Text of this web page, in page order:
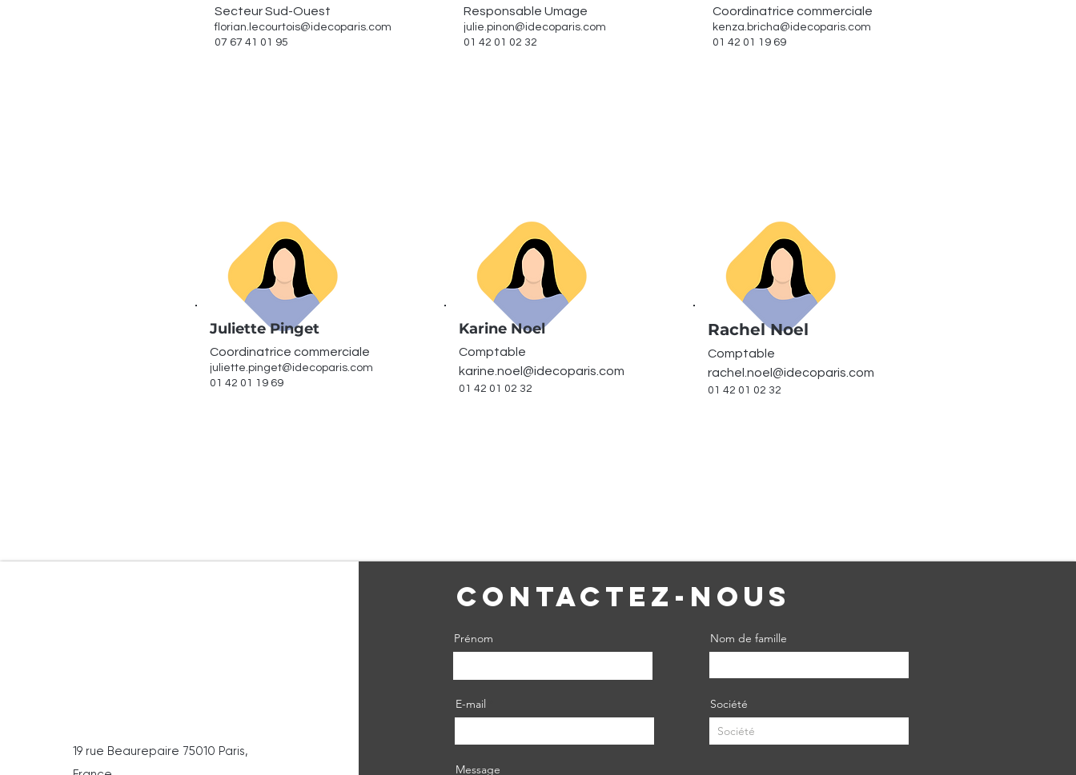
Secteur Sud-Ouest
florian.lecourtois@idecoparis.com
07 67 41 01 95
Responsable Umage
julie.pinon@idecoparis.com
01 42 01 02 32
Coordinatrice commerciale
kenza.bricha@idecoparis.com
01 42 01 19 69
Juliette Pinget
Coordinatrice commerciale
juliette.pinget@idecoparis.com
01 42 01 19 69
Karine Noel
Comptable
karine.noel@idecoparis.com
01 42 01 02 32
Rachel Noel
Comptable
rachel.noel@idecoparis.com
01 42 01 02 32
19 rue Beaurepaire 75010 Paris,
Contactez-nous
Prénom
E-mail
Nom de famille
Société
Message